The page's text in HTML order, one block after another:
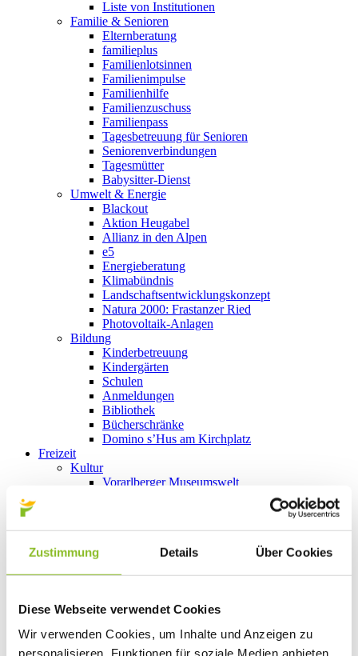
Zustimmung Details Über Cookies
Diese Webseite verwendet Cookies
Wir verwenden Cookies, um Inhalte und Anzeigen zu
personalisieren, Funktionen für soziale Medien anbieten
Liste von Institutionen
Familie & Senioren
Elternberatung
familieplus
Familienlotsinnen
Familienimpulse
Familienhilfe
Familienzuschuss
Familienpass
Tagesbetreuung für Senioren
Seniorenverbindungen
Tagesmütter
Babysitter-Dienst
Umwelt & Energie
Blackout
Aktion Heugabel
Allianz in den Alpen
e5
Energieberatung
Klimabündnis
Landschaftsentwicklungskonzept
Natura 2000: Frastanzer Ried
Photovoltaik-Anlagen
Bildung
Kinderbetreuung
Kindergärten
Schulen
Anmeldungen
Bibliothek
Bücherschränke
Domino s’Hus am Kirchplatz
Freizeit
Kultur
Vorarlberger Museumswelt
Essen und Trinken in Frastanz
Wandern in Frastanz
Spiel- und Sportstätten